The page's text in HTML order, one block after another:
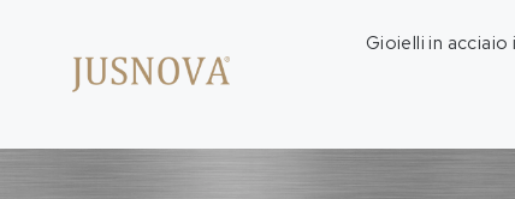
Gioielli in acciaio